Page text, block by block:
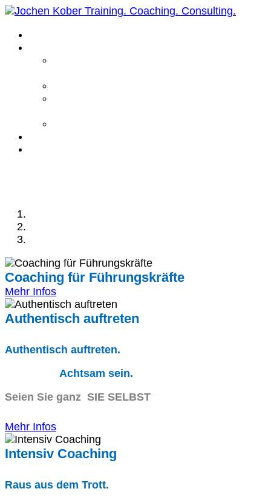
Coaching für Führungskräfte
Mehr Infos
Authentisch auftreten
Authentisch auftreten.
Achtsam sein.
Seien Sie ganz SIE SELBST
Mehr Infos
Intensiv Coaching
Raus aus dem Trott.